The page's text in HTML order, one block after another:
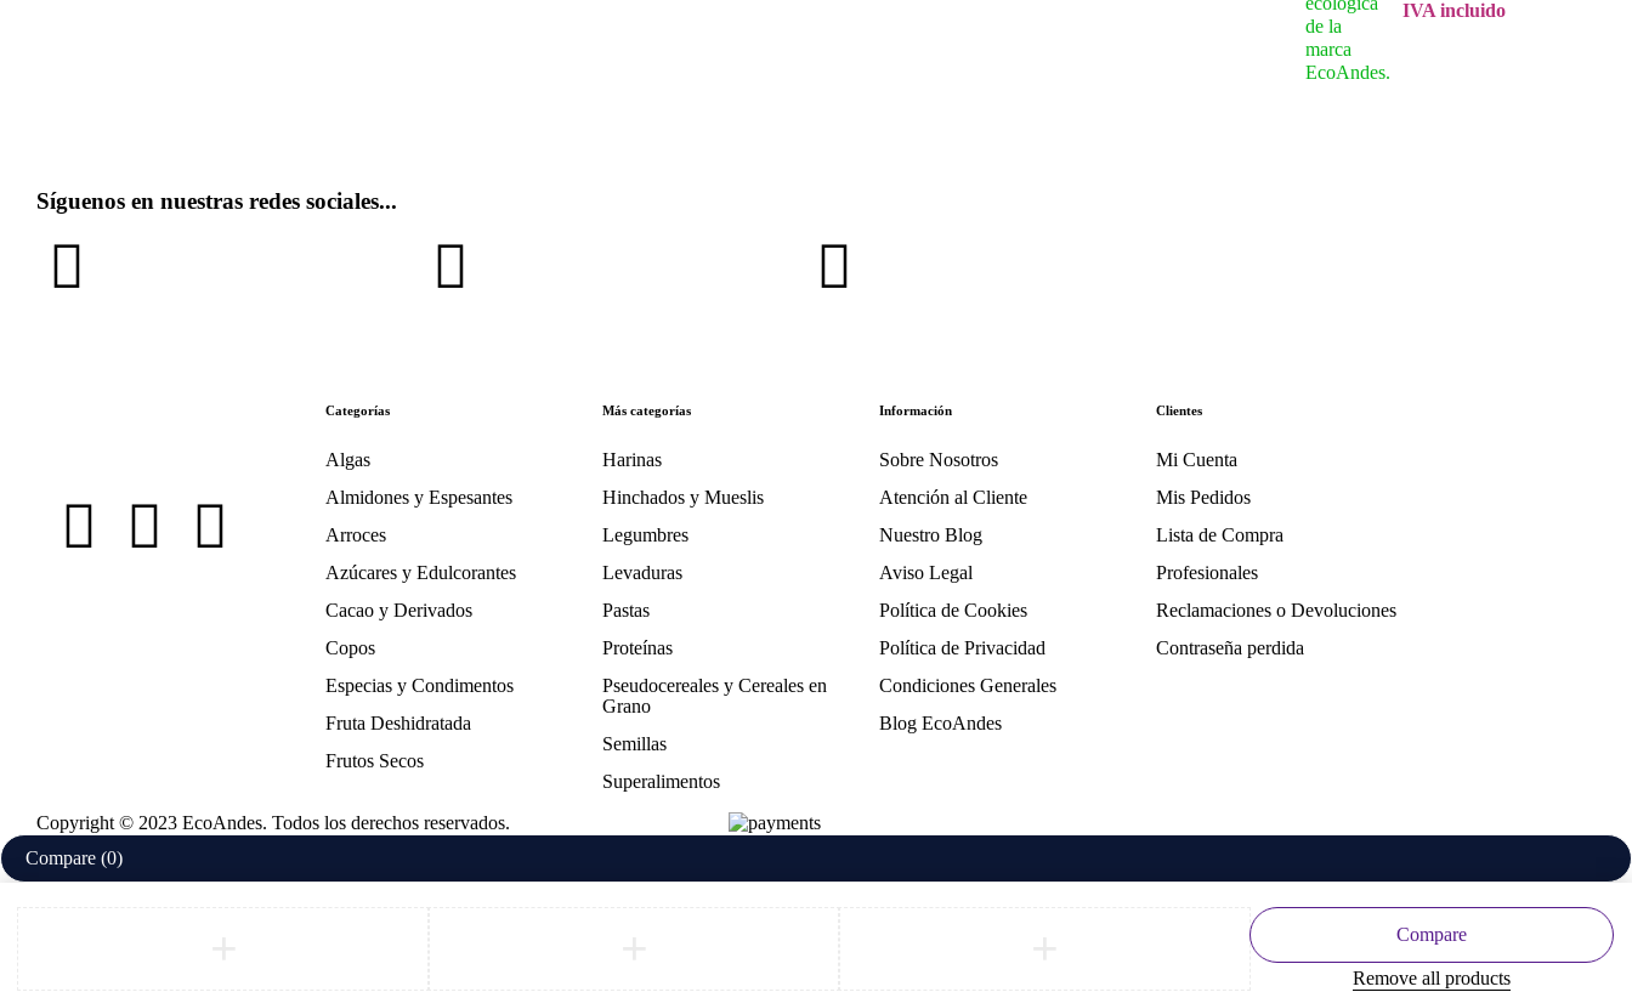
IVA incluido
Síguenos en nuestras redes sociales...
Categorías
Algas
Almidones y Espesantes
Arroces
Azúcares y Edulcorantes
Cacao y Derivados
Copos
Especias y Condimentos
Fruta Deshidratada
Frutos Secos
Más categorías
Harinas
Hinchados y Mueslis
Legumbres
Levaduras
Pastas
Proteínas
Pseudocereales y Cereales en
Grano
Semillas
Superalimentos
Información
Sobre Nosotros
Atención al Cliente
Nuestro Blog
Aviso Legal
Política de Cookies
Política de Privacidad
Condiciones Generales
Blog EcoAndes
Clientes
Mi Cuenta
Mis Pedidos
Lista de Compra
Profesionales
Reclamaciones o Devoluciones
Contraseña perdida
Copyright © 2023 EcoAndes. Todos los derechos reservados.
Compare (0)
Compare
Remove all products